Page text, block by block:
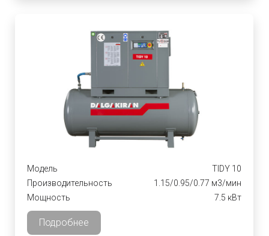
Модель
TIDY 10
Производительность
1.15/0.95/0.77 м3/мин
Мощность
7.5 кВт
Подробнее